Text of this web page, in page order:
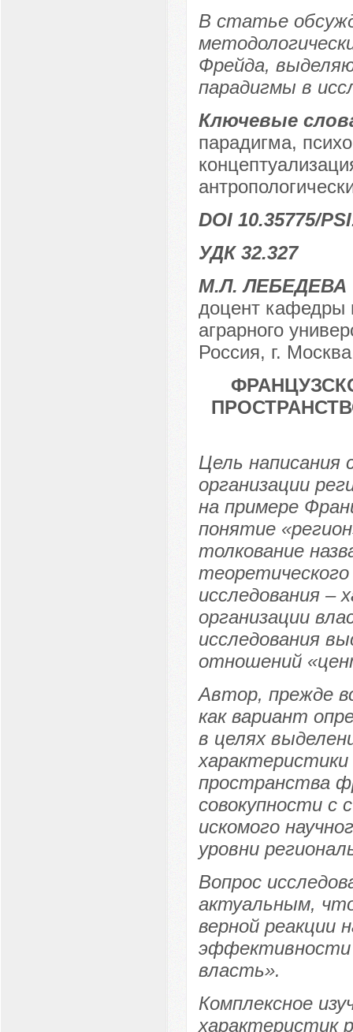
В статье
Фрейда,
парадигмы в
Ключевые
парадигма,
DOI 10.35775/
УДК 32.327
М.Л. ЛЕБЕДЕВА
доцент кафедры
аграрного
Россия, г. Москва
Цель
организации
на примере
понятие
толкование
исследования –
организации
исследования
отношений
Автор, прежде
как вариант
в целях
характеристики
пространства
совокупности с
искомого
уровни
Вопрос
актуальным,
верной реакции
эффективности
власть».
Комплексное
характеристик